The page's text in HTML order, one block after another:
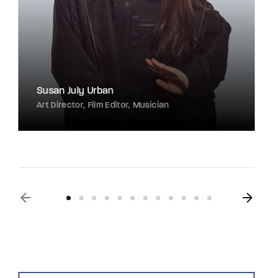
Susan July Urban
Art Director Film Editor Musician